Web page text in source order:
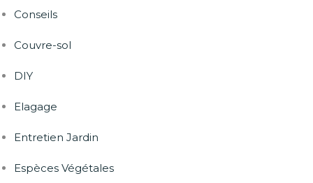
Conseils
Couvre-sol
DIY
Elagage
Entretien Jardin
Espèces Végétales